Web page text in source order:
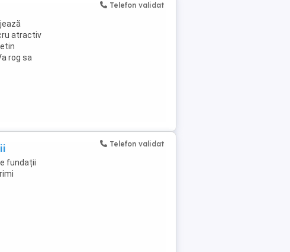
atractiv
rog sa
Telefon validat
fundații
Telefon validat